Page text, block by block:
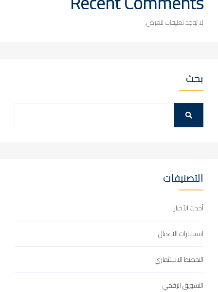
لا توجد تعليقات للعرض.
بحث
التصنيفات
أحدث الأخبار
استشارات الاعمال
التخطيط الاستثماري
التسويق الرقمي